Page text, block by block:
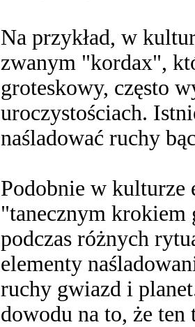
Na przykład, w
zwanym "kordax",
groteskowy, często
uroczystościach.
naśladować ruchy
Podobnie w kulturze
"tanecznym
podczas różnych
elementy
ruchy gwiazd i
dowodu na to, że